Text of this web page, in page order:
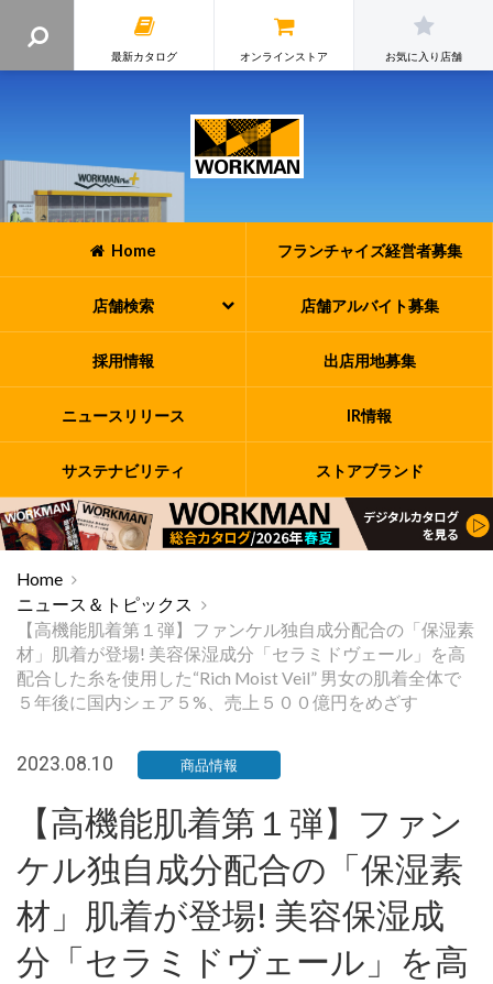
最新カタログ オンラインストア お気に入り店舗
Home フランチャイズ経営者募集
店舗検索 店舗アルバイト募集
採用情報 出店用地募集
ニュースリリース IR情報
サステナビリティ ストアブランド
Home
ニュース＆トピックス
【高機能肌着第１弾】ファンケル独自成分配合の「保湿素
材」肌着が登場! 美容保湿成分「セラミドヴェール」を高
配合した糸を使用した“Rich Moist Veil” 男女の肌着全体で
５年後に国内シェア５%、売上５００億円をめざす
2023.08.10 商品情報
【高機能肌着第１弾】ファン
ケル独自成分配合の「保湿素
材」肌着が登場! 美容保湿成
分「セラミドヴェール」を高